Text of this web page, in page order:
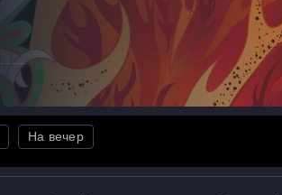
На вечер